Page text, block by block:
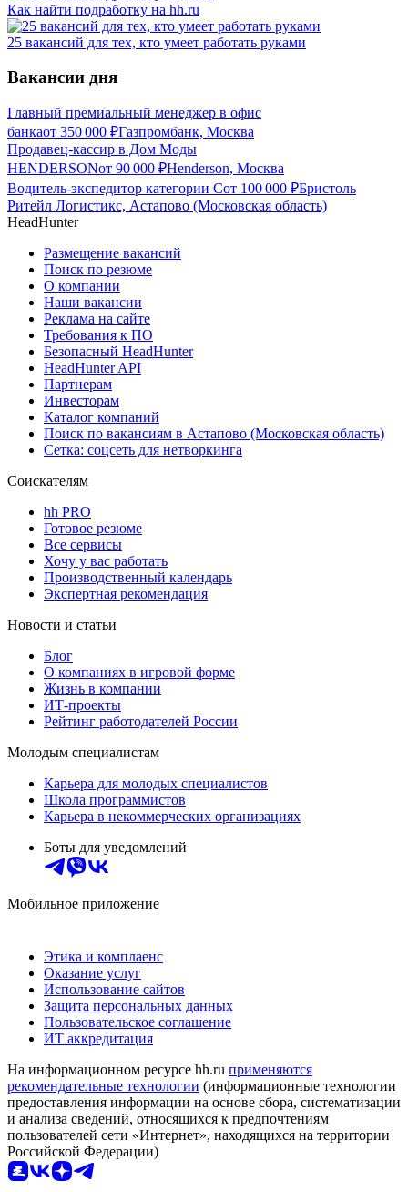
Как найти подработку на hh.ru
25 вакансий для тех, кто умеет работать руками
Вакансии дня
Главный премиальный менеджер в офис
банкаот 350 000 ₽Газпромбанк, Москва
Продавец-кассир в Дом Моды
HENDERSONот 90 000 ₽Henderson, Москва
Водитель-экспедитор категории Сот 100 000 ₽Бристоль
Ритейл Логистикс, Астапово (Московская область)
HeadHunter
Размещение вакансий
Поиск по резюме
О компании
Наши вакансии
Реклама на сайте
Требования к ПО
Безопасный HeadHunter
HeadHunter API
Партнерам
Инвесторам
Каталог компаний
Поиск по вакансиям в Астапово (Московская область)
Сетка: соцсеть для нетворкинга
Соискателям
hh PRO
Готовое резюме
Все сервисы
Хочу у вас работать
Производственный календарь
Экспертная рекомендация
Новости и статьи
Блог
О компаниях в игровой форме
Жизнь в компании
ИТ-проекты
Рейтинг работодателей России
Молодым специалистам
Карьера для молодых специалистов
Школа программистов
Карьера в некоммерческих организациях
Боты для уведомлений
Мобильное приложение
Этика и комплаенс
Оказание услуг
Использование сайтов
Защита персональных данных
Пользовательское соглашение
ИТ аккредитация
На информационном ресурсе hh.ru применяются
рекомендательные технологии (информационные технологии
предоставления информации на основе сбора, систематизации
и анализа сведений, относящихся к предпочтениям
пользователей сети «Интернет», находящихся на территории
Российской Федерации)